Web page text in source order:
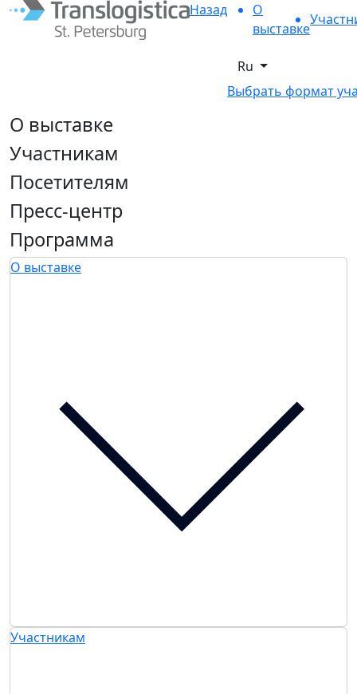
Назад
О
выставке
Ru
Выбрать формат
О выставке
Участникам
Посетителям
Пресс-центр
Программа
О выставке
Участникам